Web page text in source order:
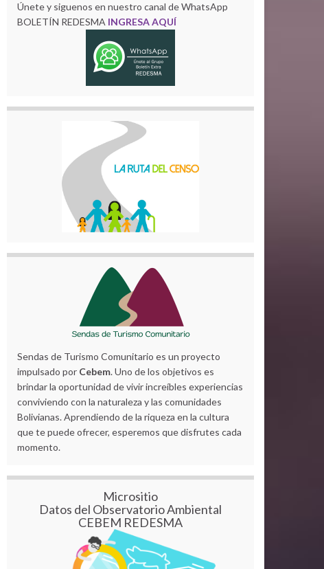
Únete y siguenos en nuestro canal de WhatsApp
BOLETÍN REDESMA INGRESA AQUÍ
Sendas de Turismo Comunitario es un proyecto
impulsado por Cebem. Uno de los objetivos es
brindar la oportunidad de vivir increíbles experiencias
conviviendo con la naturaleza y las comunidades
Bolivianas. Aprendiendo de la riqueza en la cultura
que te puede ofrecer, esperemos que disfrutes cada
momento.
Micrositio
Datos del Observatorio Ambiental
CEBEM REDESMA